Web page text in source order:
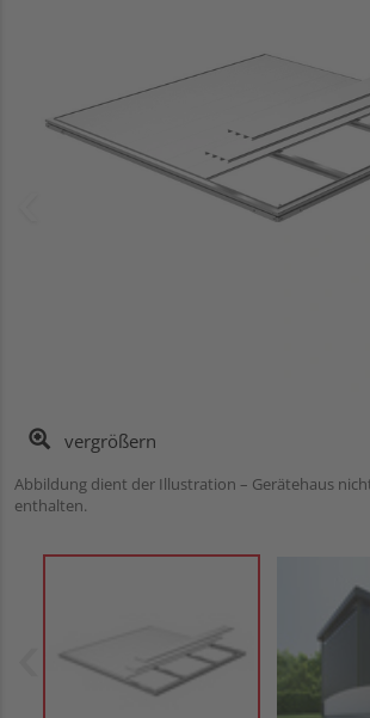
vergrößern
Abbildung dient der Illustration – Gerätehaus
enthalten.